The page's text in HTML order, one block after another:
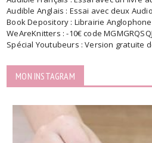
Audible Anglais : Essai avec deux
Book Depository : Librairie
WeAreKnitters : -10€ code MGMGRQSQJ
Spécial Youtubeurs : Version gratuite
MON INSTAGRAM